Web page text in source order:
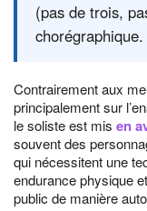
(pas de trois,
chorégraphique.
Contrairement aux
principalement sur
le soliste est mis en
souvent des
qui nécessitent une
endurance physique
public de manière